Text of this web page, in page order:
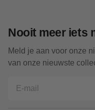
Nooit meer iets
Meld je aan voor onze
van onze nieuwste